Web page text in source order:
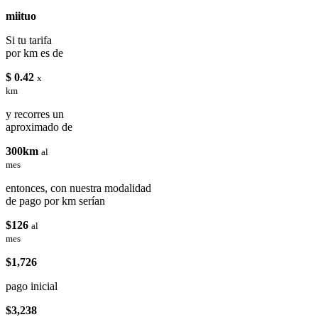
miituo
Si tu tarifa
por km es de
$ 0.42 x
km
y recorres un
aproximado de
300km al
mes
entonces, con nuestra modalidad
de pago por km serían
$126 al
mes
$1,726
pago inicial
$3,238